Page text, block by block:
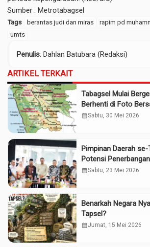
Sumber : Metrotabagsel
Tags berantas judi dan miras rapim pd
umts
Penulis: Dahlan Batubara (Redaksi)
ARTIKEL TERKAIT
Tabagsel Mulai
Berhenti di Foto
calendar_monthSabtu, 30 Mei 2026
Pimpinan Daerah
Potensi
calendar_monthSabtu, 23 Mei 2026
Benarkah Negara
Tapsel?
calendar_monthJumat, 15 Mei 2026